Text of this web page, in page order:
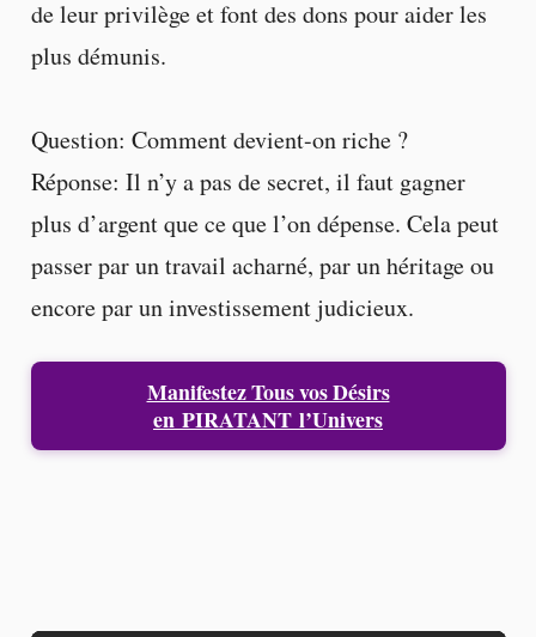
de leur privilège et font des dons pour aider les
plus démunis.
Question: Comment devient-on riche ?
Réponse: Il n’y a pas de secret, il faut gagner
plus d’argent que ce que l’on dépense. Cela peut
passer par un travail acharné, par un héritage ou
encore par un investissement judicieux.
Manifestez Tous vos Désirs
en PIRATANT l’Univers